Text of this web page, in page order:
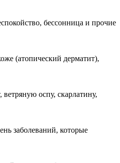
бессонница и прочие
(атопический дерматит),
оспу, скарлатину,
заболеваний, которые